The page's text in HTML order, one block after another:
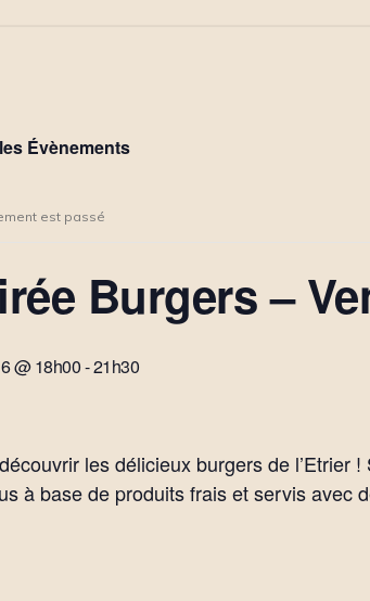
Évènements
est passé
Burgers –
@ 18h00-21h30
les délicieux burgers de
à base de produits frais et servis avec